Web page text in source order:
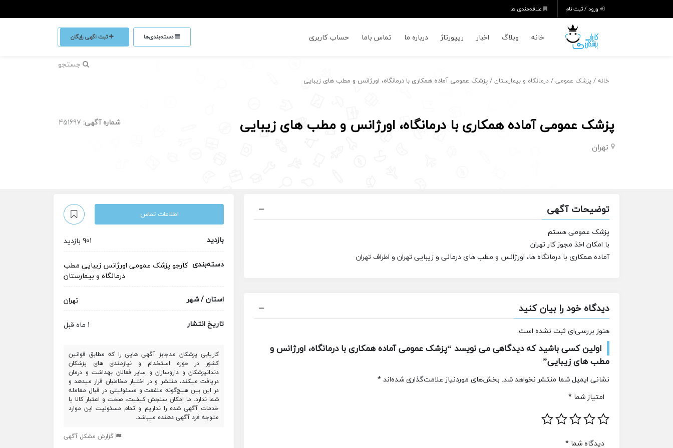
ورود / ثبت نام علاقه‌مندی ها
خانه وبلاگ اخبار ریپورتاژ درباره ما تماس باما حساب کاربری دسته‌بندی‌ها ثبت اگهی رایگان
جستجو
خانه / پزشک عمومی / درمانگاه و بیمارستان / پزشک عمومی آماده همکاری با درمانگاه، اورژانس و مطب های زیبایی
پزشک عمومی آماده همکاری با درمانگاه، اورژانس و مطب های زیبایی
تهران
شماره آگهی: 451697
توضیحات آگهی
پزشک عمومی هستم
با امکان اخذ مجوز کار تهران
آماده همکاری با درمانگاه ها، اورژانس و مطب های درمانی و زیبایی تهران و اطراف تهران
دیدگاه خود را بیان کنید
هنوز بررسی‌ای ثبت نشده است.
اولین کسی باشید که دیدگاهی می نویسد “پزشک عمومی آماده همکاری با درمانگاه، اورژانس و
مطب های زیبایی”
نشانی ایمیل شما منتشر نخواهد شد. بخش‌های موردنیاز علامت‌گذاری شده‌اند*
امتیاز شما *
دیدگاه شما *
اطلاعات تماس
بازدید
901 بازدید
دسته‌بندی کارجو پزشک عمومی اورژانس زیبایی مطب
درمانگاه و بیمارستان
استان / شهر
تهران
تاریخ انتشار
1 ماه قبل
کاریابی پزشکان مدجابز آگهی هایی را که مطابق قوانین
کشور در حوزه استخدام و نیازمندی های پزشکان
دندانپزشکان و داروسازان و سایر فعالان بهداشت و درمان
دریافت میکند، منتشر و در اختیار مخاطبان قرار میدهد و
در این بین هیچ‌گونه منفعت و مسئولیتی در قبال معامله
شما ندارد. ما امکان سنجش کیفیت، صحت و اعتبار کالا یا
خدمات آگهی شده را نداریم و تمام مسئولیت این موارد
متوجه فرد آگهی دهنده میباشد.
گزارش مشکل آگهی